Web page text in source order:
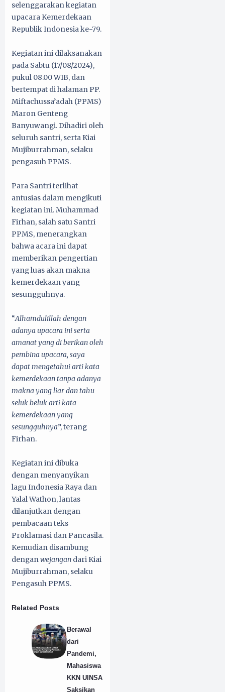
selenggarakan kegiatan
upacara Kemerdekaan
Republik Indonesia ke-79.
Kegiatan ini dilaksanakan
pada Sabtu (17/08/2024),
pukul 08.00 WIB, dan
bertempat di halaman PP.
Miftachussa’adah (PPMS)
Maron Genteng
Banyuwangi. Dihadiri oleh
seluruh santri, serta Kiai
Mujiburrahman, selaku
pengasuh PPMS.
Para Santri terlihat
antusias dalam mengikuti
kegiatan ini. Muhammad
Firhan, salah satu Santri
PPMS, menerangkan
bahwa acara ini dapat
memberikan pengertian
yang luas akan makna
kemerdekaan yang
sesungguhnya.
“Alhamdulillah dengan
adanya upacara ini serta
amanat yang di berikan oleh
pembina upacara, saya
dapat mengetahui arti kata
kemerdekaan tanpa adanya
makna yang liar dan tahu
seluk beluk arti kata
kemerdekaan yang
sesungguhnya”, terang
Firhan.
Kegiatan ini dibuka
dengan menyanyikan
lagu Indonesia Raya dan
Yalal Wathon, lantas
dilanjutkan dengan
pembacaan teks
Proklamasi dan Pancasila.
Kemudian disambung
denganwejangan dari Kiai
Mujiburrahman, selaku
Pengasuh PPMS.
Related Posts
Berawal
dari
Pandemi,
Mahasiswa
KKN UINSA
Saksikan